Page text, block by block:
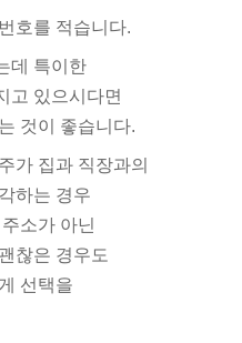
호를 적습니다.
데 특이한
고 있으시다면
것이 좋습니다.
가 집과 직장과의
하는 경우
소가 아닌
찮은 경우도
선택을